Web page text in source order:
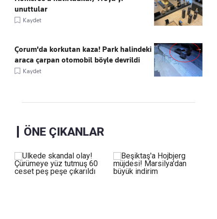
unuttular
Kaydet
Çorum'da korkutan kaza! Park halindeki
araca çarpan otomobil böyle devrildi
Kaydet
ÖNE ÇIKANLAR